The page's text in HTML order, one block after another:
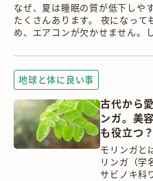
なぜ、夏は睡眠の質が低下しや
たくさんあります。 夜になっ
め、エアコンが欠かせません。
地球と体に良い事
古代から
ンガ。美
も役立つ？
モリンガと
リンガ（
サビノキ科